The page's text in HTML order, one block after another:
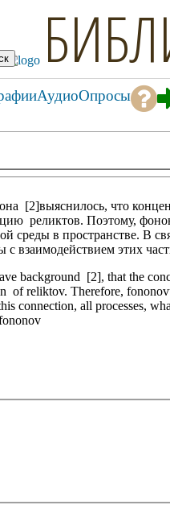
АудиоОпросы
[2]выяснилось, что
реликтов. Поэтому,
среды в пространстве. В
взаимодействием этих
background [2], that the
of reliktov. Therefore,
connection, all processes,